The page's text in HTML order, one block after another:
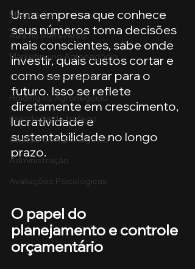
Metaverso
Aula no Metaverso
Marketing no Agronegócio
Confinamento Bovino
Holding no Agronegócio
Psicologia de tráfego
Gestão do Agronegócio
Administração
Avaliações Psicológicas
Uma empresa que conhece
seus números toma decisões
mais conscientes, sabe onde
investir, quais custos cortar e
como se preparar para o
futuro. Isso se reflete
diretamente em crescimento,
lucratividade e
sustentabilidade no longo
prazo.
O papel do
planejamento e controle
orçamentário